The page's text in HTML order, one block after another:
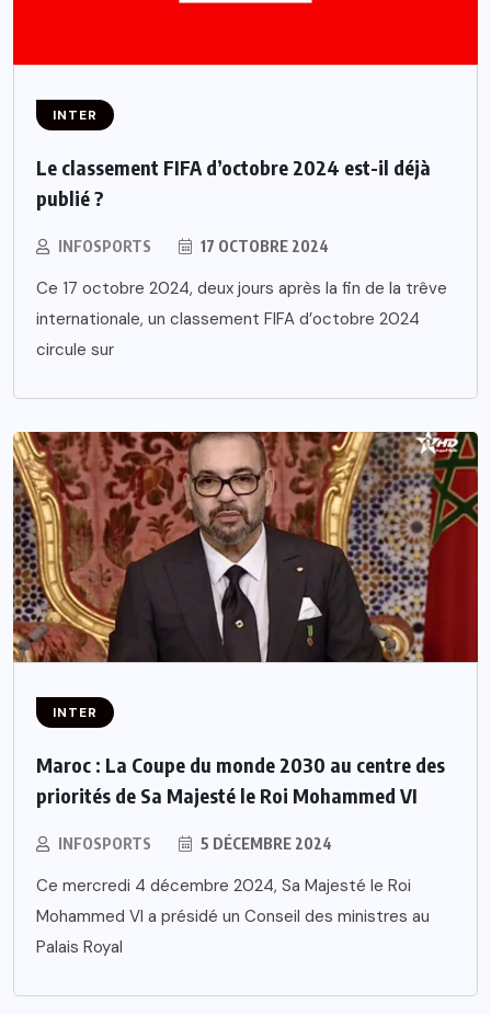
INTER
Le classement FIFA d’octobre 2024 est-il déjà
publié ?
INFOSPORTS 17 OCTOBRE 2024
Ce 17 octobre 2024, deux jours après la fin de la trêve
internationale, un classement FIFA d’octobre 2024
circule sur
INTER
Maroc : La Coupe du monde 2030 au centre des
priorités de Sa Majesté le Roi Mohammed VI
INFOSPORTS 5 DÉCEMBRE 2024
Ce mercredi 4 décembre 2024, Sa Majesté le Roi
Mohammed VI a présidé un Conseil des ministres au
Palais Royal